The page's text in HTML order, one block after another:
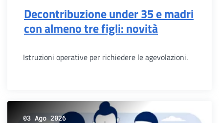
Decontribuzione under 35 e madri
con almeno tre figli: novità
Istruzioni operative per richiedere le agevolazioni.
03 Ago 2026